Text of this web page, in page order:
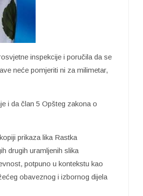
inspekcije i poručila da se
neće pomjeriti ni za milimetar,
i da član 5 Opšteg zakona o
prikaza lika Rastka
drugih uramljenih slika
potpuno u kontekstu kao
obaveznog i izbornog dijela